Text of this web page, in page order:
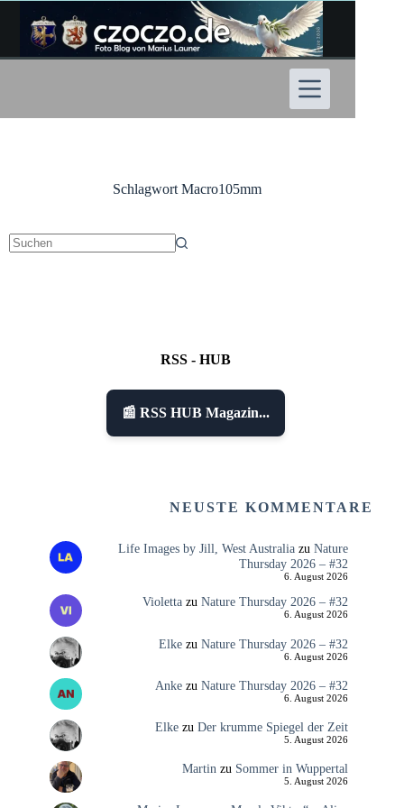
Inhalt
springen
SchlagwortMacro105mm
RSS - HUB
📰 RSS HUB Magazin...
NEUSTE KOMMENTARE
Life Images by Jill, West Australiazu Nature
Thursday 2026 – #32
6. August 2026
Violettazu Nature Thursday 2026 – #32
6. August 2026
Elkezu Nature Thursday 2026 – #32
6. August 2026
Ankezu Nature Thursday 2026 – #32
6. August 2026
Elkezu Der krumme Spiegel der Zeit
5. August 2026
Martin zu Sommer in Wuppertal
5. August 2026